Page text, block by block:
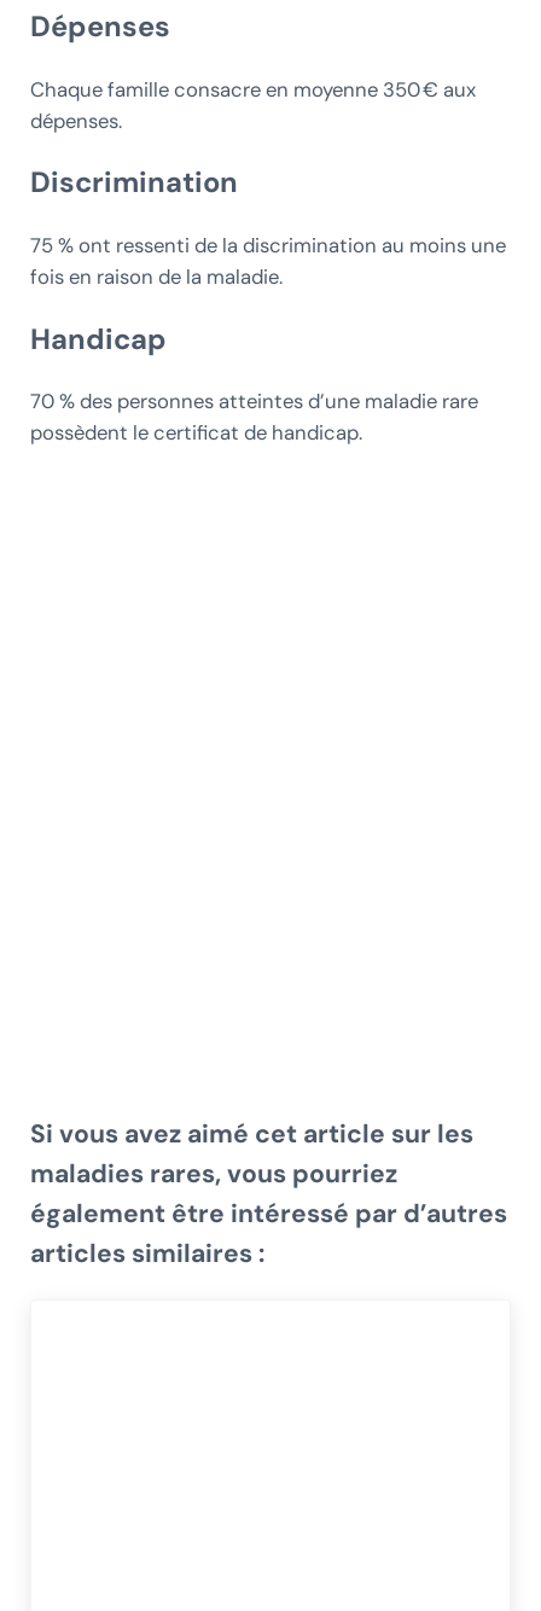
Dépenses
Chaque famille consacre en moyenne 350 € aux
dépenses.
Discrimination
75 % ont ressenti de la discrimination au moins une
fois en raison de la maladie.
Handicap
70 % des personnes atteintes d’une maladie rare
possèdent le certificat de handicap.
Si vous avez aimé cet article sur les
maladies rares, vous pourriez
également être intéressé par d’autres
articles similaires :